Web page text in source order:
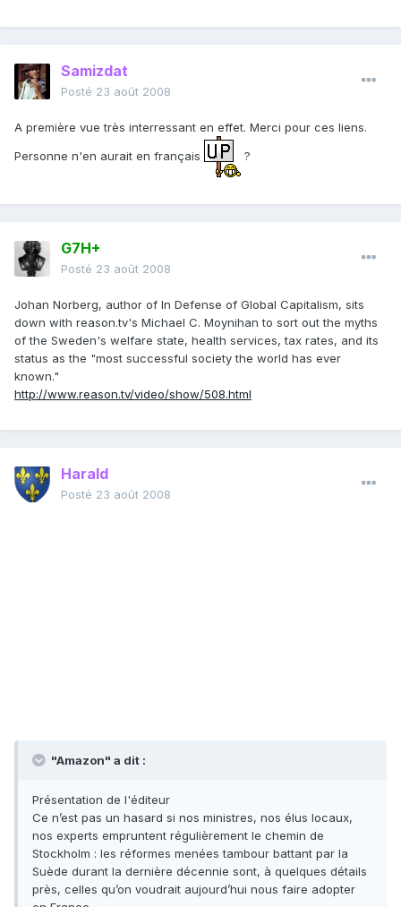
Samizdat
Posté 23 août 2008
A première vue très interressant en effet. Merci pour ces liens.
Personne n'en aurait en français
?
G7H+
Posté 23 août 2008
Johan Norberg, author of In Defense of Global Capitalism, sits
down with reason.tv's Michael C. Moynihan to sort out the myths
of the Sweden's welfare state, health services, tax rates, and its
status as the "most successful society the world has ever
known."
http://www.reason.tv/video/show/508.html
Harald
Posté 23 août 2008
"Amazon" a dit :
Présentation de l'éditeur
Ce n’est pas un hasard si nos ministres, nos élus locaux,
nos experts empruntent régulièrement le chemin de
Stockholm : les réformes menées tambour battant par la
Suède durant la dernière décennie sont, à quelques détails
près, celles qu’on voudrait aujourd’hui nous faire adopter